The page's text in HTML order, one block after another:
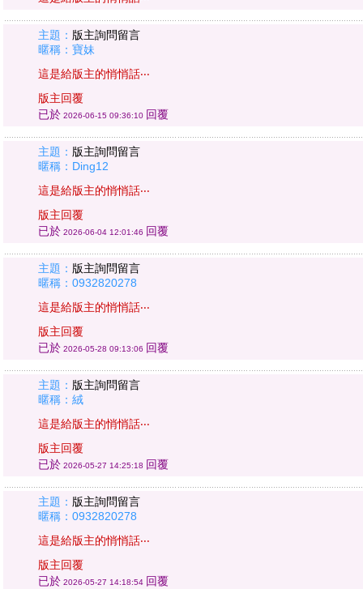
主題： 版主詢問留言
暱稱：寶妹
這是給版主的悄悄話‧‧‧
版主回覆
已於 2026-06-15 09:36:10 回覆
主題： 版主詢問留言
暱稱：Ding12
這是給版主的悄悄話‧‧‧
版主回覆
已於 2026-06-04 12:01:46 回覆
主題： 版主詢問留言
暱稱：0932820278
這是給版主的悄悄話‧‧‧
版主回覆
已於 2026-05-28 09:13:06 回覆
主題： 版主詢問留言
暱稱：絨
這是給版主的悄悄話‧‧‧
版主回覆
已於 2026-05-27 14:25:18 回覆
主題： 版主詢問留言
暱稱：0932820278
這是給版主的悄悄話‧‧‧
版主回覆
已於 2026-05-27 14:18:54 回覆